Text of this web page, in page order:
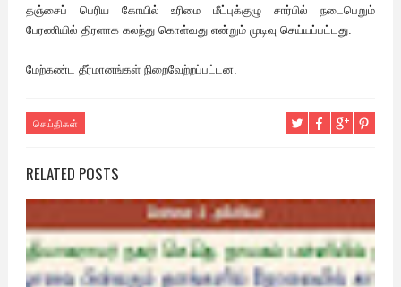
தஞ்சைப் பெரிய கோயில் உரிமை மீட்புக்குழு சார்பில் நடைபெறும்
பேரணியில் திரளாக கலந்து கொள்வது என்றும் முடிவு செய்யப்பட்டது.
மேற்கண்ட தீர்மானங்கள் நிறைவேற்றப்பட்டன.
செய்திகள்
RELATED POSTS